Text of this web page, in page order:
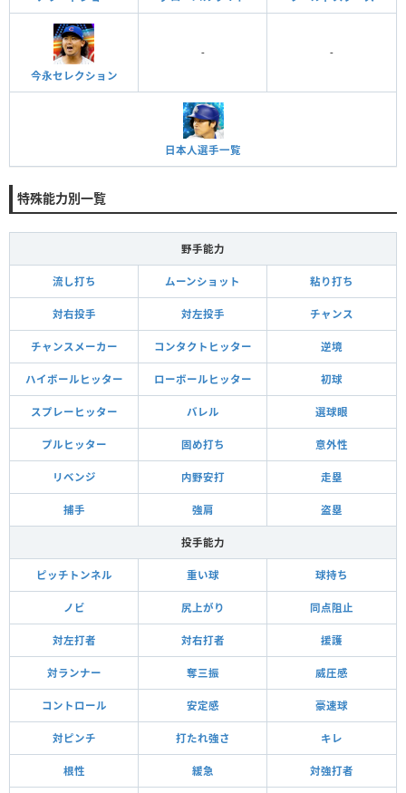
今永セレクション
- -
日本人選手一覧
特殊能力別一覧
野手能力
流し打ち ムーンショット 粘り打ち
対右投手 対左投手 チャンス
チャンスメーカー コンタクトヒッター 逆境
ハイボールヒッター ローボールヒッター 初球
スプレーヒッター バレル 選球眼
プルヒッター 固め打ち 意外性
リベンジ 内野安打 走塁
捕手 強肩 盗塁
投手能力
ピッチトンネル 重い球 球持ち
ノビ 尻上がり 同点阻止
対左打者 対右打者 援護
対ランナー 奪三振 威圧感
コントロール 安定感 豪速球
対ピンチ 打たれ強さ キレ
根性 緩急 対強打者